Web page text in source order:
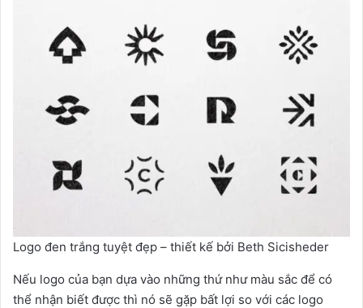
Logo đen trắng tuyệt đẹp – thiết kế bởi Beth Sicisheder
Nếu logo của bạn dựa vào những thứ như màu sắc để có
thể nhận biết được thì nó sẽ gặp bất lợi so với các logo